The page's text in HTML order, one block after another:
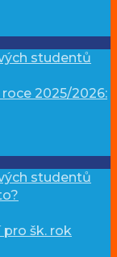
studentů
2025/2026:
studentů
šk. rok